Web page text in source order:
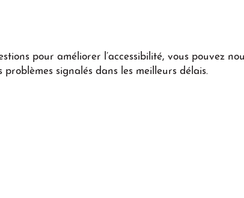
pour améliorer l’accessibilité, vous pouvez
signalés dans les meilleurs délais.